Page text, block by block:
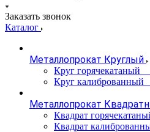
Заказать звонок
Каталог
Металлопрокат Круглый
Круг горячекатаный
Круг калиброванный
Металлопрокат
Квадрат
Квадрат